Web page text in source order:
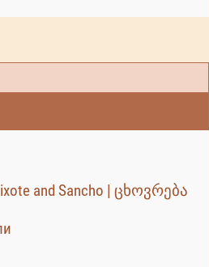
and Sancho | ცხოვრება